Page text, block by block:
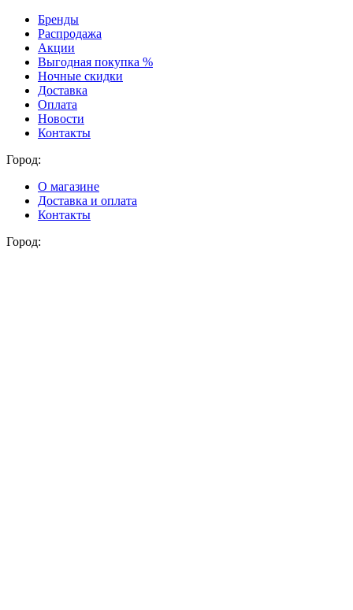
Бренды
Распродажа
Акции
Выгодная покупка %
Ночные скидки
Доставка
Оплата
Новости
Контакты
Город:
О магазине
Доставка и оплата
Контакты
Город: